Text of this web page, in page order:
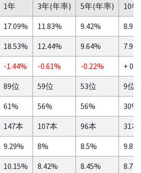
1年 3年(年率) 5年(年率)
10
17.09% 11.83% 9.42%
18.53% 12.44% 9.64%
-1.44% -0.61% -0.22%
+
89位 59位 53位
9位
61% 56% 56%
30%
147本 107本 96本
31本
9.29% 8% 8.5%
10.15% 8.42% 8.45%